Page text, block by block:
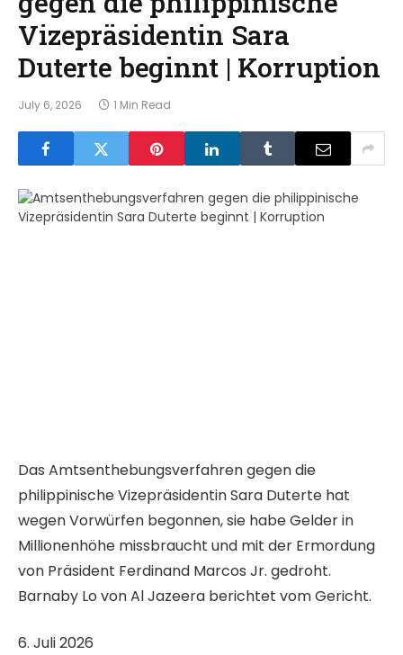
Vizepräsidentin Sara
Duterte beginnt | Korruption
July 6, 2026 1 Min Read
Das Amtsenthebungsverfahren gegen die
philippinische Vizepräsidentin Sara Duterte hat
wegen Vorwürfen begonnen, sie habe Gelder in
Millionenhöhe missbraucht und mit der Ermordung
von Präsident Ferdinand Marcos Jr. gedroht.
Barnaby Lo von Al Jazeera berichtet vom Gericht.
V
6. Juli 2026